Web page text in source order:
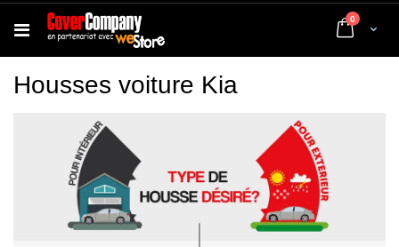
Cart
0 articles
Housses voiture Kia